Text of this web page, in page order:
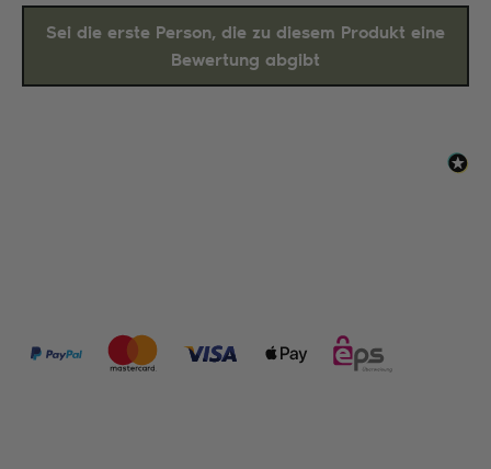
Sei die erste Person, die zu diesem Produkt eine
Bewertung abgibt